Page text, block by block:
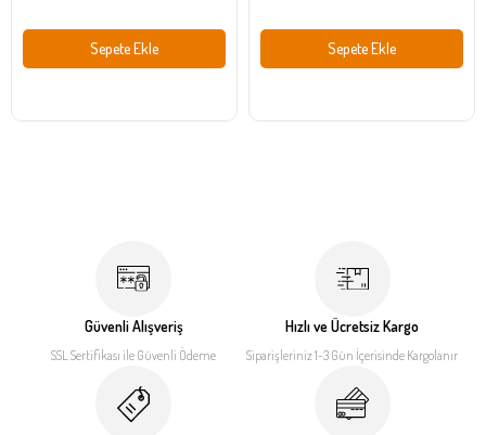
Sepete Ekle Sepete Ekle
Güvenli Alışveriş
SSL Sertifikası ile Güvenli Ödeme
Hızlı ve Ücretsiz Kargo
Siparişleriniz 1-3 Gün İçerisinde Kargolanır